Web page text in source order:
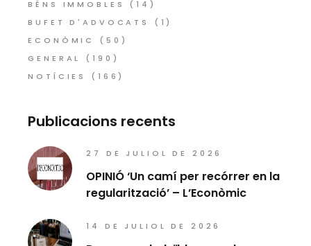
BÉNS IMMOBLES
(14)
BUFET D'ADVOCATS
(1)
ECONÒMIC
(50)
GENERAL
(190)
NOTÍCIES
(166)
Publicacions recents
27 DE JULIOL DE 2026
OPINIÓ ‘Un camí per recórrer en la
regularització’ – L’Econòmic
14 DE JULIOL DE 2026